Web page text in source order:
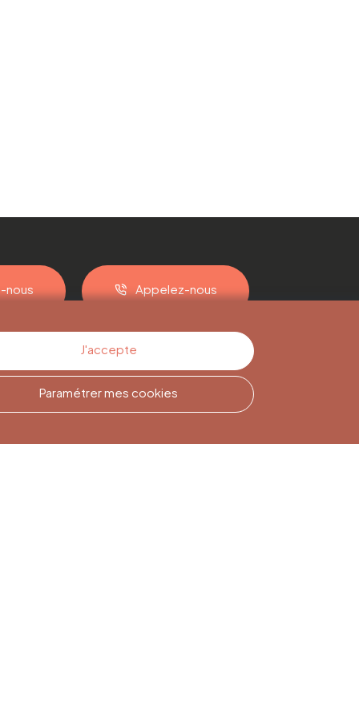
nous Appelez-nous
Inscription à la
J'accepte
Paramétrer mes cookies